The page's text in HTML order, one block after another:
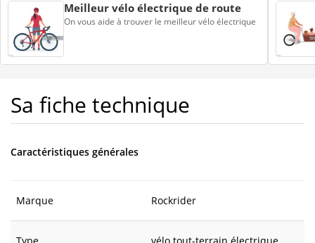
Meilleur vélo électrique de route
On vous aide à trouver le meilleur vélo électrique
Sa fiche technique
Caractéristiques générales
Marque Rockrider